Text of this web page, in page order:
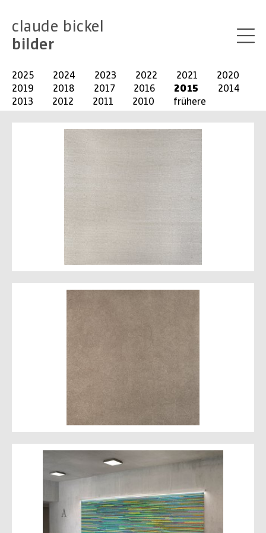
claude bickel
bilder
2025 2024 2023 2022 2021
2020
2019
2018 2017 2016 2015
2014
2013
2012 2011 2010 frühere